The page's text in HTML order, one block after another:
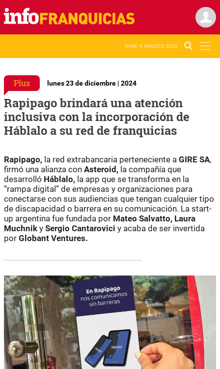
DOM. 9 AGOSTO 2026
Plus lunes 23 de diciembre | 2024
Rapipago brindará una atención
inclusiva con la incorporación de
Háblalo a su red de franquicias
Rapipago, la red extrabancaria perteneciente a GIRE SA,
firmó una alianza con Asteroid, la compañía que
desarrolló Háblalo, la app que se transforma en la
“rampa digital” de empresas y organizaciones para
conectarse con sus audiencias que tengan cualquier tipo
de discapacidad o barrera en su comunicación. La start-
up argentina fue fundada por Mateo Salvatto, Laura
Muchnik y Sergio Cantarovici y acaba de ser invertida
por Globant Ventures.